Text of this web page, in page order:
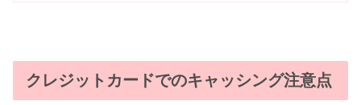
クレジットカードでのキャッシング注意点